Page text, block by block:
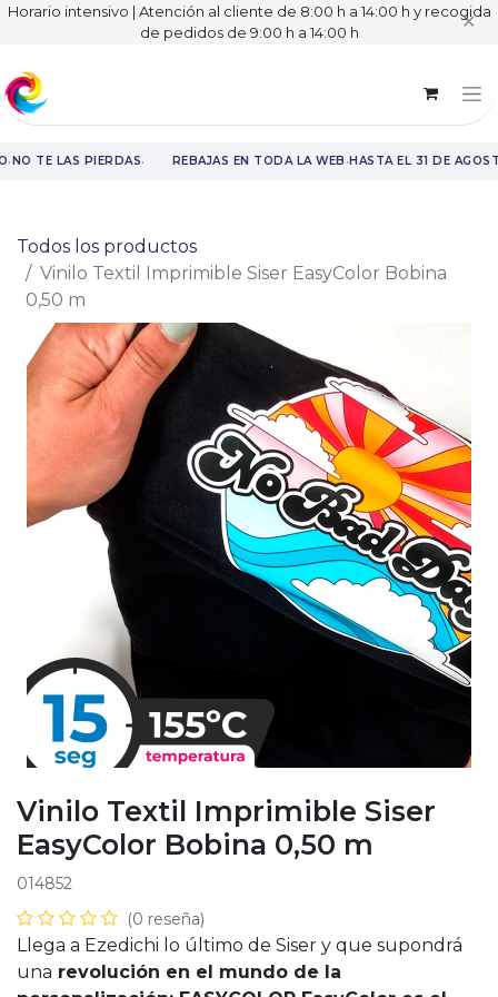
Horario intensivo | Atención al cliente de 8:00 h a 14:00 h y recogida
de pedidos de 9:00 h a 14:00 h
✕
·NO TE LAS PIERDAS· REBAJAS EN TODA LA WEB·HASTA EL 31 DE
Todos los productos
Vinilo Textil Imprimible Siser EasyColor Bobina
0,50 m
Vinilo Textil Imprimible Siser
EasyColor Bobina 0,50 m
014852
(0 reseña)
Llega a Ezedichi lo último de Siser y que supondrá
una revolución en el mundo de la